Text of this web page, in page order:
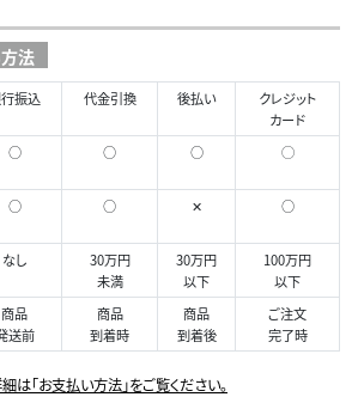
法
振込 代金引換 後払い
クレジット
カード
○ ○ ○ ◯
○ ○ ✕ ○
なし
30万円
未満
30万円
以下
100万円
以下
商品
送前
商品
到着時
商品
到着後
ご注文
完了時
「お支払い方法」をご覧ください。